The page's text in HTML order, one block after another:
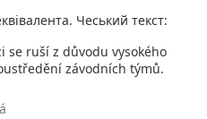
Чеський текст:
se ruší z důvodu vysokého
závodních týmů.